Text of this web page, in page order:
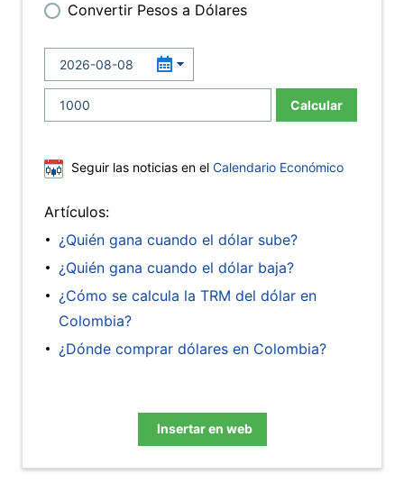
Convertir Pesos a Dólares
Calcular
Seguir las noticias en el Calendario Económico
Artículos:
¿Quién gana cuando el dólar sube?
¿Quién gana cuando el dólar baja?
¿Cómo se calcula la TRM del dólar en
Colombia?
¿Dónde comprar dólares en Colombia?
Insertar en web